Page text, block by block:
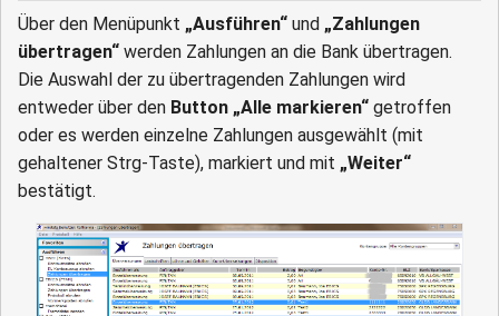
Über den Menüpunkt „Ausführen“ und „Zahlungen
übertragen“ werden Zahlungen an die Bank übertragen.
Die Auswahl der zu übertragenden Zahlungen wird
entweder über den Button „Alle markieren“ getroffen
oder es werden einzelne Zahlungen ausgewählt (mit
gehaltener Strg-Taste), markiert und mit „Weiter“
bestätigt.